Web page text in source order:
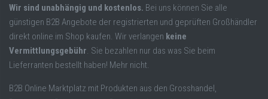
Wir sind unabhängig und kostenlos. Bei uns können Sie alle
günstigen B2B Angebote der registrierten und geprüften Großhändler
direkt online im Shop kaufen. Wir verlangen keine
Vermittlungsgebühr. Sie bezahlen nur das was Sie beim
Lieferranten bestellt haben! Mehr nicht.
B2B Online Marktplatz mit Produkten aus den Grosshandel,